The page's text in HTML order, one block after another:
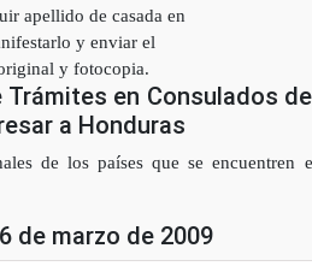
apellido de casada en
y enviar el
y fotocopia.
en Consulados
a Honduras
de los países que se
de marzo de 2009